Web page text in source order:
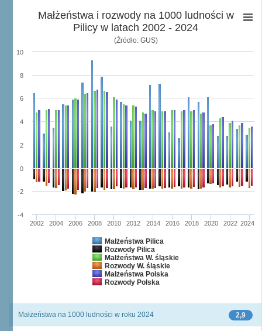
Małżeństwa i rozwody na 1000 ludności w
Pilicy w latach 2002 - 2024
(Źródło: GUS)
Małżeństwa Pilica
Rozwody Pilica
Małżeństwa W. śląskie
Rozwody W. śląskie
Małżeństwa Polska
Rozwody Polska
2002 2004 2006 2008 2010 2012 2014 2016 2018 2020 2022 2024
-4
-2
0
2
4
6
8
10
2,9
Małżeństwa na 1000 ludności w roku 2024